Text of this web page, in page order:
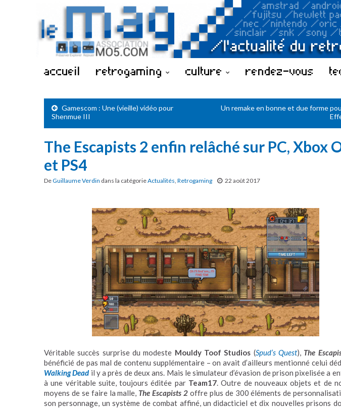
accueil retrogaming culture rendez-vous
Gamescom : Une (vieille) vidéo pour
Shenmue III
Un remake en bonne et due forme
The Escapists 2 enfin relâché sur PC, Xbox
et PS4
DeGuillaume Verdin dans la catégorieActualités, Retrogaming 22 août 2017
Véritable succès surprise du modeste Mouldy Toof Studios (Spud’s Quest), The
bénéficié de pas mal de contenu supplémentaire – on avait d’ailleurs mentionné celui
Walking Dead il y a près de deux ans. Mais le simulateur d’évasion de prison pixelisée a
à une véritable suite, toujours éditée par Team17. Outre de nouveaux objets et de
moyens de se faire la malle, The Escapists 2 offre plus de 300 éléments de
son personnage, un système de combat affiné, un didacticiel et dix nouvelles prisons